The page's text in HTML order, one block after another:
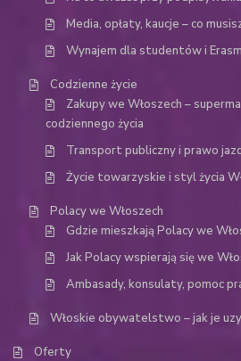
Media, opłaty, kaucje – co
Wynajem dla studentów i
Codzienne życie
Zakupy we Włoszech –
codziennego życia
Transport publiczny i prawo
Życie towarzyskie i styl życia
Polacy we Włoszech
Gdzie mieszkają Polacy we
Jak Polacy wspierają się we
Ambasady, konsulaty, pomoc
Włoskie obywatelstwo – jak je
Oferty